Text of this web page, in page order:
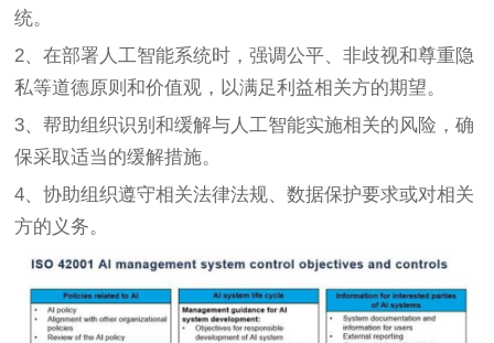
统。
2、在部署人工智能系统时，强调公平、非歧视和尊重隐
私等道德原则和价值观，以满足利益相关方的期望。
3、帮助组织识别和缓解与人工智能实施相关的风险，确
保采取适当的缓解措施。
4、协助组织遵守相关法律法规、数据保护要求或对相关
方的义务。